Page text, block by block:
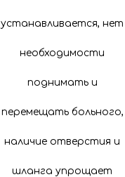
устанавливается, нет
необходимости
поднимать и
перемещать больного,
наличие отверстия и
шланга упрощает